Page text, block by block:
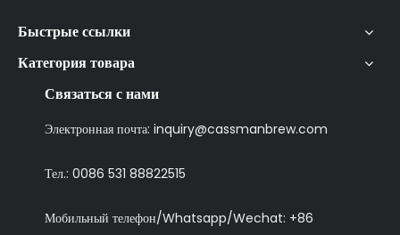
Быстрые ссылки
Категория товара
Связаться с нами
Электронная почта: inquiry@cassmanbrew.com
Тел.: 0086 531 88822515
Мобильный телефон/Whatsapp/Wechat: +86